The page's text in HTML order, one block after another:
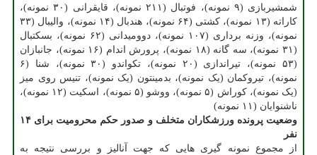
شمشیربازی (۹ نمونه)، فوتبال (۲۱۱ نمونه)، قایقرانی (۳۰ نمونه)،
کاراته (۱۳ نمونه)، کشتی (۶۴ نمونه)، هندبال (۱۴ نمونه)، والیبال (۳۳
نمونه)، وزنه برداری (۱۰۷ نمونه)، دوومیدانی (۶۲ نمونه)، بسکتبال
(۳۱ نمونه)، سه گانه (۱۸ نمونه)، پرورش اندام (۱۶ نمونه)، جانبازان
(۵۳ نمونه)، تیراندازی (۲۰ نمونه)، تکواندو (۳۰ نمونه)، شنا (۶
نمونه)، تیروکمان (یک نمونه)، بدمینتون (یک نمونه)، تنیس روی میز
(یک نمونه)، کوراش (۵ نمونه)، ووشو (۵ نمونه)، اسکیت (۱۲ نمونه)،
ناشنوایان (۱۱ نمونه)
وضعیت پرونده ورزشکاران متخلف و صدور حکم محرومیت برای ۱۴
نفر
از مجموع نمونه گیری هایی که جهت آنالیز و بررسی نتیجه به